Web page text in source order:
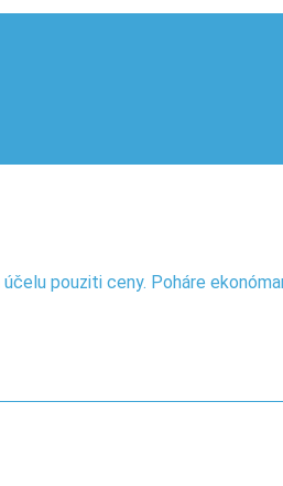
pouziti ceny. Poháre